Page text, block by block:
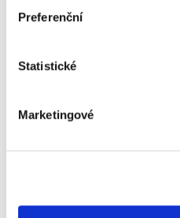
Preferenční
Statistické
Marketingové